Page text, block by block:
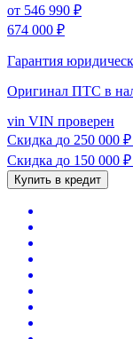
от 546 990 ₽
674 000 ₽
Гарантия
Оригинал ПТС в
vin VIN проверен
Скидка до 250 000 ₽
Скидка до 150 000 ₽
Купить в кредит